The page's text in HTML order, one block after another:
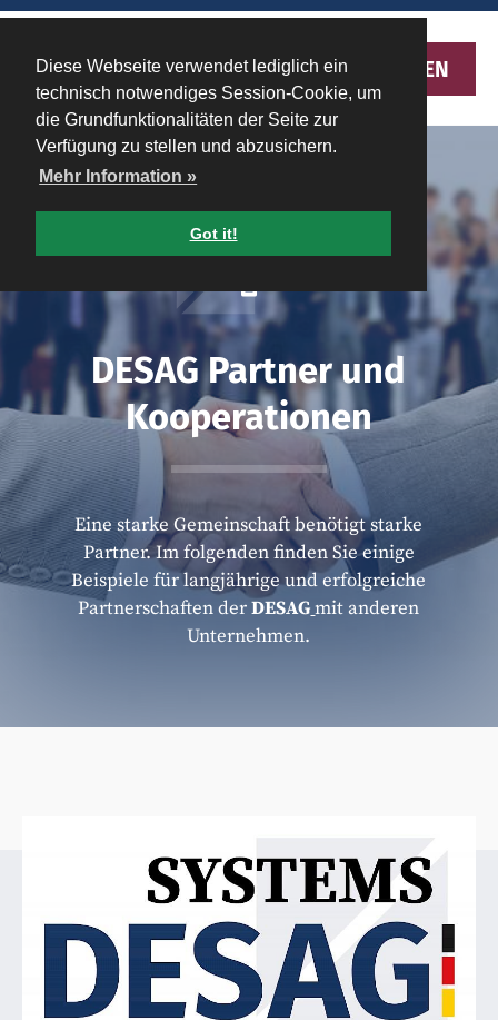
Diese Webseite verwendet lediglich ein
technisch notwendiges Session-Cookie, um
die Grundfunktionalitäten der Seite zur
Verfügung zu stellen und abzusichern.
Mehr Information »
Got it!
MENU
DESAG Partner und
Kooperationen
Eine starke Gemeinschaft benötigt starke
Partner. Im folgenden finden Sie einige
Beispiele für langjährige und erfolgreiche
Partnerschaften derDESAG mit anderen
Unternehmen.